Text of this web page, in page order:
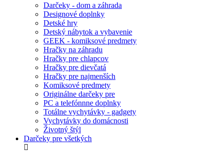
Darčeky - dom a záhrada
Designové doplnky
Detské hry
Detský nábytok a vybavenie
GEEK - komiksové predmety
Hračky na záhradu
Hračky pre chlapcov
Hračky pre dievčatá
Hračky pre najmenších
Komiksové predmety
Originálne darčeky pre
PC a telefónnne doplnky
Totálne vychytávky - gadgety
Vychytávky do domácnosti
Životný štýl
Darčeky pre všetkých